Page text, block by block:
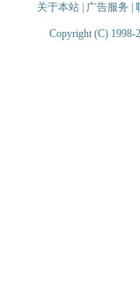
关于本站| 广告服务
Copyright (C) 1998-